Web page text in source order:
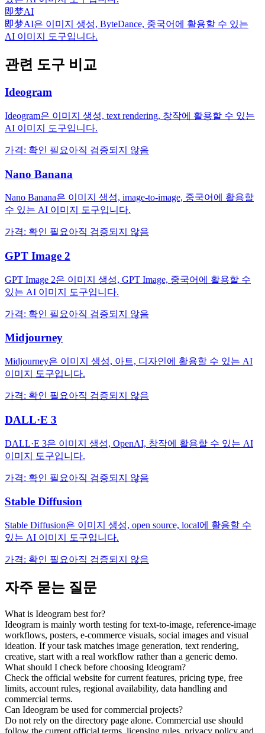
即梦AI
即梦AI은 이미지 생성, ByteDance, 중국어에 활용할 수 있는
AI 이미지 도구입니다.
관련 도구 비교
Ideogram
Ideogram은 이미지 생성, text rendering, 창작에 활용할 수 있는
AI 이미지 도구입니다.
가격: 확인 필요아직 검증되지 않음
Nano Banana
Nano Banana은 이미지 생성, image-to-image, 중국어에 활용할
수 있는 AI 이미지 도구입니다.
가격: 확인 필요아직 검증되지 않음
GPT Image 2
GPT Image 2은 이미지 생성, GPT Image, 중국어에 활용할 수
있는 AI 이미지 도구입니다.
가격: 확인 필요아직 검증되지 않음
Midjourney
Midjourney은 이미지 생성, 아트, 디자인에 활용할 수 있는 AI
이미지 도구입니다.
가격: 확인 필요아직 검증되지 않음
DALL·E 3
DALL·E 3은 이미지 생성, OpenAI, 창작에 활용할 수 있는 AI
이미지 도구입니다.
가격: 확인 필요아직 검증되지 않음
Stable Diffusion
Stable Diffusion은 이미지 생성, open source, local에 활용할 수
있는 AI 이미지 도구입니다.
가격: 확인 필요아직 검증되지 않음
자주 묻는 질문
What is Ideogram best for?
Ideogram is mainly worth testing for text-to-image, reference-image
workflows, posters, e-commerce visuals, social images and visual
ideation. If your task matches image generation, text rendering,
creative, start with a real workflow rather than a generic demo.
What should I check before choosing Ideogram?
Check the official website for current features, pricing type, free
limits, account rules, regional availability, data handling and
commercial terms.
Can Ideogram be used for commercial projects?
Do not rely on the directory page alone. Commercial use should
follow the current official terms, licensing rules, privacy policy and